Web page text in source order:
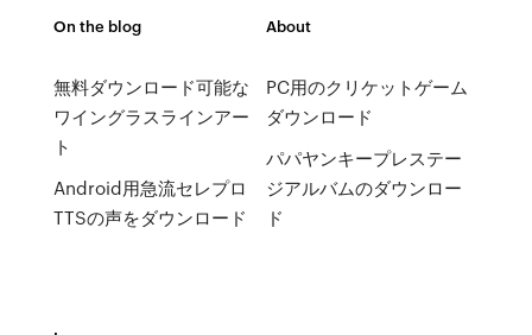
On the blog
無料ダウンロード可能な
ワイングラスラインアー
ト
Android用急流セレプロ
TTSの声をダウンロード
About
PC用のクリケットゲーム
ダウンロード
パパヤンキープレステー
ジアルバムのダウンロー
ド